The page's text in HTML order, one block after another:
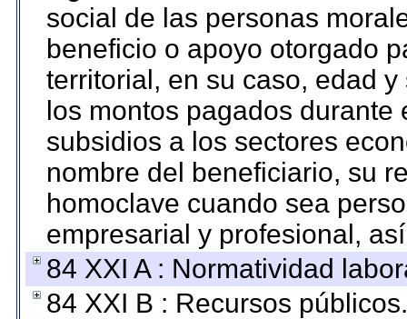
social de las personas
beneficio o apoyo otorgado
territorial, en su caso, edad
los montos pagados
subsidios a los sectores
nombre del beneficiario, su
homoclave cuando sea
empresarial y profesional,
84 XXI A : Normatividad
84 XXI B : Recursos públicos.